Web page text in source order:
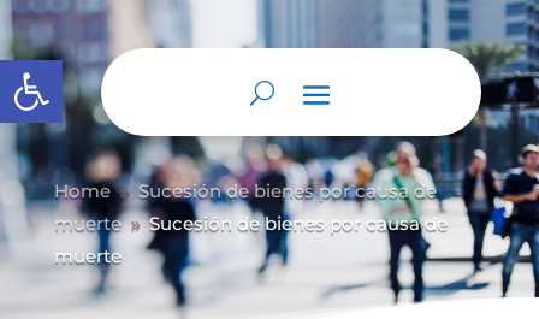
Abrir barra de herramientas
Home 9 Sucesión de bienes por causa de
muerte 9 Sucesión de bienes por causa de
muerte